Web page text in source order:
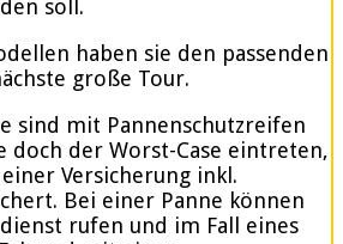
soll.
haben sie den passenden
große Tour.
sind mit Pannenschutzreifen
doch der Worst-Case eintreten,
Versicherung inkl.
Bei einer Panne können
rufen und im Fall eines